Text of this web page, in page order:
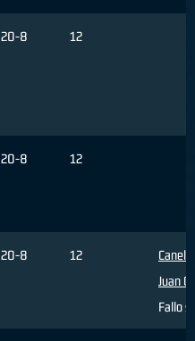
20-8 12
20-8 12
20-8 12
Canelo
Juan
Fallo